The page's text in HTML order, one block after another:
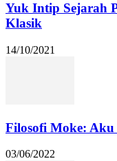
Yuk Intip Sejarah
Klasik
14/10/2021
Filosofi Moke:
03/06/2022